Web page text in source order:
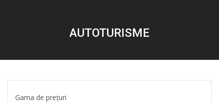
AUTOTURISME
Gama de prețuri